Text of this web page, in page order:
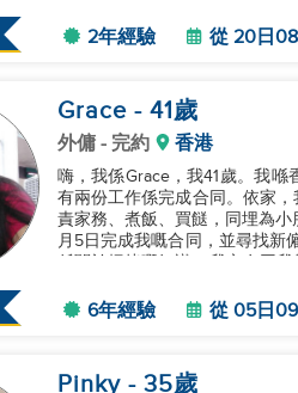
2年經驗 從 20日
Grace - 41歲
外傭 - 完約 香港
嗨，我係Grace，我41歲。我
有兩份工作係完成合同。依家
責家務、煮飯、買餸，同埋為
月5日完成我嘅合同，並尋找新
6年經驗 從 05日
Pinky - 35歲